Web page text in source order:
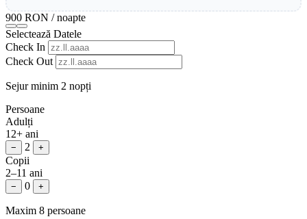
900 RON / noapte
Selectează Datele
Check In
Check Out
Sejur minim 2 nopți
Persoane
Adulți
12+ ani
− 2 +
Copii
2–11 ani
− 0 +
Maxim 8 persoane